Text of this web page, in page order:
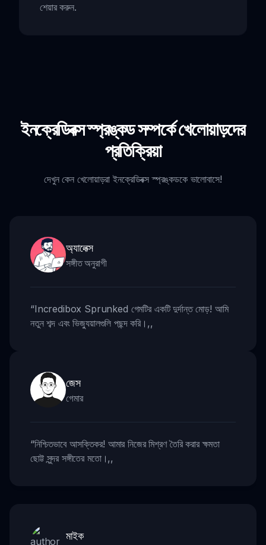
শেয়ার করুন.
ইনক্রেডিবক্স স্প্রঙ্কড সম্পর্কে খেলোয়াড়দের
প্রতিক্রিয়া
দেখুন কেন খেলোয়াড়রা ইনক্রেডিবক্স স্প্রঙ্কডকে ভালোবাসে!
অ্যালেক্স
সঙ্গীত অনুরাগী
“Incredibox Sprunked গেমটির একটি দুর্দান্ত মোড়! আমি
নতুন শব্দ এবং ভিজ্যুয়ালগুলি পছন্দ করি। ,,
জেস
গেমার
“নিশ্চিতভাবে আসক্তিকর! আমার নিজের মিশ্রণ তৈরি করার ক্ষমতা
ছোট্ট সুন্দর সঙ্গীতের মতো। ,,
মাইক